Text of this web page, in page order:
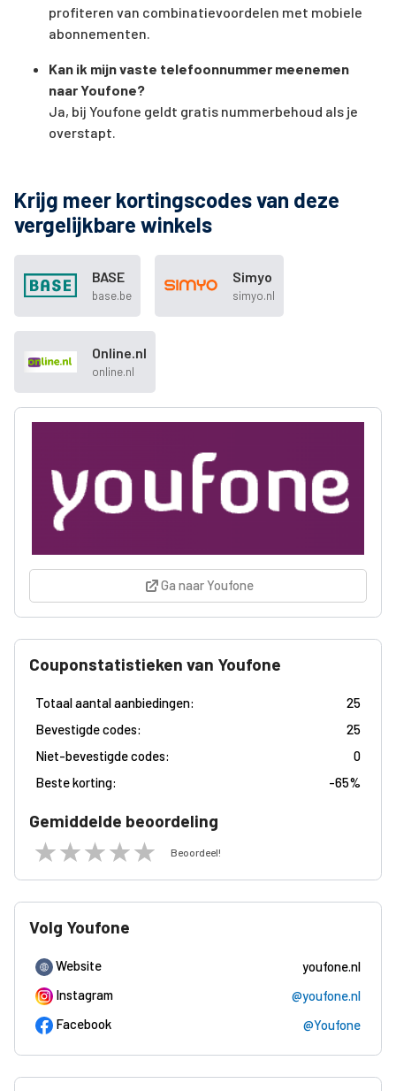
profiteren van combinatievoordelen met mobiele
abonnementen.
Kan ik mijn vaste telefoonnummer meenemen
naar Youfone?
Ja, bij Youfone geldt gratis nummerbehoud als je
overstapt.
Krijg meer kortingscodes van deze
vergelijkbare winkels
BASE
base.be
Simyo
simyo.nl
Online.nl
online.nl
Ga naar Youfone
Couponstatistieken van Youfone
Totaal aantal aanbiedingen:
25
Bevestigde codes:
25
Niet-bevestigde codes:
0
Beste korting:
-65%
Gemiddelde beoordeling
Beoordeel!
Volg Youfone
Website
youfone.nl
Instagram
@youfone.nl
Facebook
@Youfone